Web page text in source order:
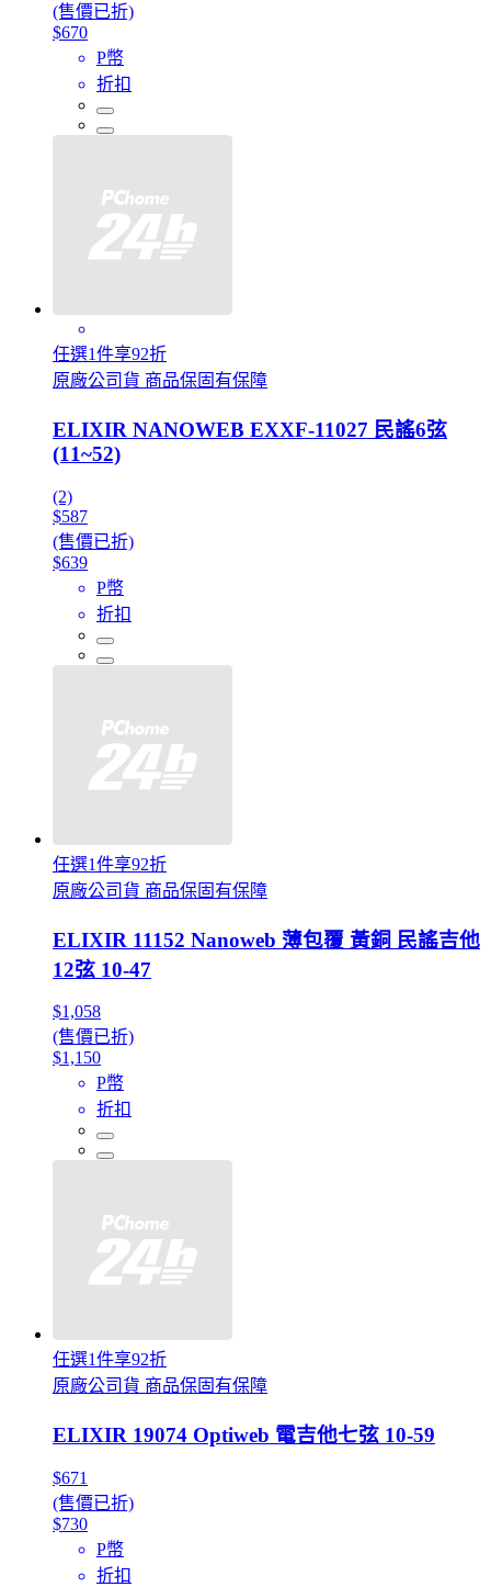
(售價已折)
$670
P幣
折扣
任選1件享92折
原廠公司貨 商品保固有保障
ELIXIR NANOWEB EXXF-11027 民謠6弦
(11~52)
(2)
$587
(售價已折)
$639
P幣
折扣
任選1件享92折
原廠公司貨 商品保固有保障
ELIXIR 11152 Nanoweb 薄包覆 黃銅 民謠吉他
12弦 10-47
$1,058
(售價已折)
$1,150
P幣
折扣
任選1件享92折
原廠公司貨 商品保固有保障
ELIXIR 19074 Optiweb 電吉他七弦 10-59
$671
(售價已折)
$730
P幣
折扣